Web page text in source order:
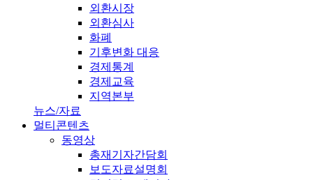
외환시장
외환심사
화폐
기후변화 대응
경제통계
경제교육
지역본부
뉴스/자료
멀티콘텐츠
동영상
총재기자간담회
보도자료설명회